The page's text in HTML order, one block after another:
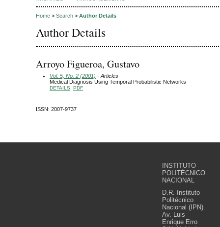
Home > Search > Author Details
Author Details
Arroyo Figueroa, Gustavo
Vol. 5, No. 2 (2001) - Articles
Medical Diagnosis Using Temporal Probabilistic Networks
DETAILS PDF
ISSN: 2007-9737
INSTITUTO
POLITÉCNICO
NACIONAL
D.R. Instituto
Politécnico
Nacional (IPN).
Av. Luis
Enrique Erro